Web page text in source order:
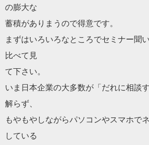
の膨大な
蓄積がありまうので得意です。
まずはいろいろなところでセミナー聞
比べて見
て下さい。
いま日本企業の大多数が「 だれに相談
解らず、
もやもやしながらパソコンやスマホで
している